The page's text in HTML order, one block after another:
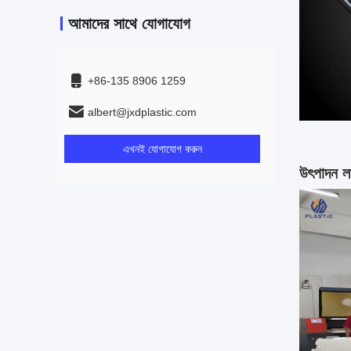
আমাদের সাথে যোগাযোগ
+86-135 8906 1259
albert@jxdplastic.com
এখনই যোগাযোগ করুন
উৎপাদন